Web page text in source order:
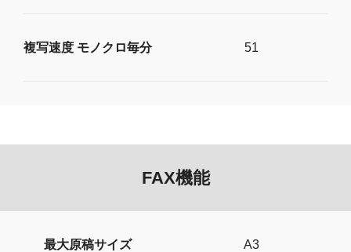
複写速度 モノクロ毎分 51
FAX機能
最大原稿サイズ A3